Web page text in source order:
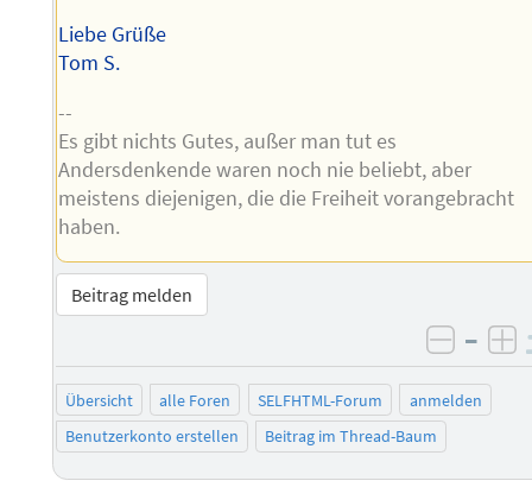
Liebe Grüße
Tom S.
--
Es gibt nichts Gutes, außer man tut es
Andersdenkende waren noch nie beliebt, aber
meistens diejenigen, die die Freiheit vorangebracht
haben.
Beitrag melden
–
Übersicht alle Foren SELFHTML-Forum
anmelden
Benutzerkonto erstellen
Beitrag im Thread-Baum